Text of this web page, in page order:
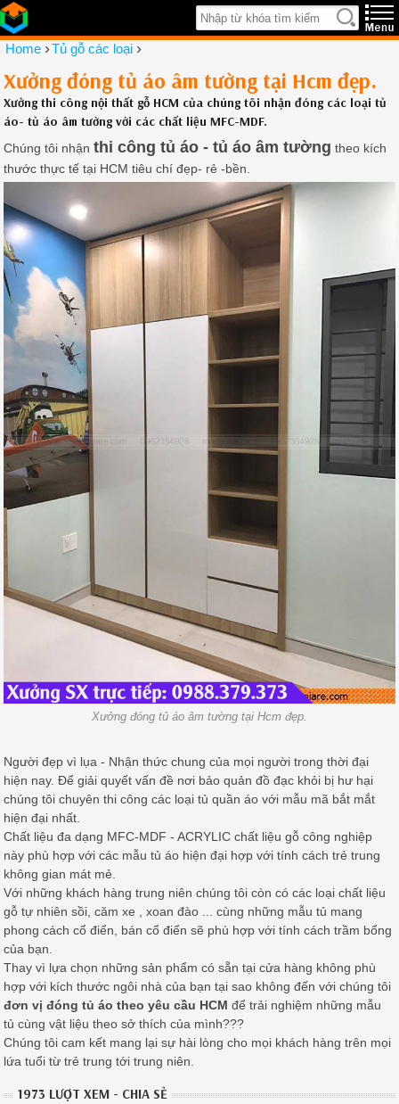
Home ›Tủ gỗ các loại ›
Xưởng đóng tủ áo âm tường tại Hcm đẹp.
Xưởng thi công nội thất gỗ HCM của chúng tôi nhận đóng các loại tủ
áo- tủ áo âm tường với các chất liệu MFC-MDF.
Chúng tôi nhậnthi công tủ áo - tủ áo âm tường theo kích
thước thực tế tại HCM tiêu chí đẹp- rẻ -bền.
Xưởng đóng tủ áo âm tường tại Hcm đẹp.
Người đẹp vì lụa - Nhận thức chung của mọi người trong thời đại
hiện nay. Để giải quyết vấn đề nơi bảo quản đồ đạc khỏi bị hư hại
chúng tôi chuyên thi công các loại tủ quần áo với mẫu mã bắt mắt
hiện đại nhất.
Chất liệu đa dạng MFC-MDF - ACRYLIC chất liệu gỗ công nghiệp
này phù hợp với các mẫu tủ áo hiện đại hợp với tính cách trẻ trung
không gian mát mẻ.
Với những khách hàng trung niên chúng tôi còn có các loại chất liệu
gỗ tự nhiên sồi, căm xe , xoan đào ... cùng những mẫu tủ mang
phong cách cổ điển, bán cổ điển sẽ phù hợp với tính cách trầm bổng
của bạn.
Thay vì lựa chọn những sản phẩm có sẵn tại cửa hàng không phù
hợp với kích thước ngôi nhà của bạn tại sao không đến với chúng tôi
đơn vị đóng tủ áo theo yêu cầu HCM để trải nghiệm những mẫu
tủ cùng vật liệu theo sở thích của mình???
Chúng tôi cam kết mang lại sự hài lòng cho mọi khách hàng trên mọi
lứa tuổi từ trẻ trung tới trung niên.
1973 LƯỢT XEM - CHIA SẺ